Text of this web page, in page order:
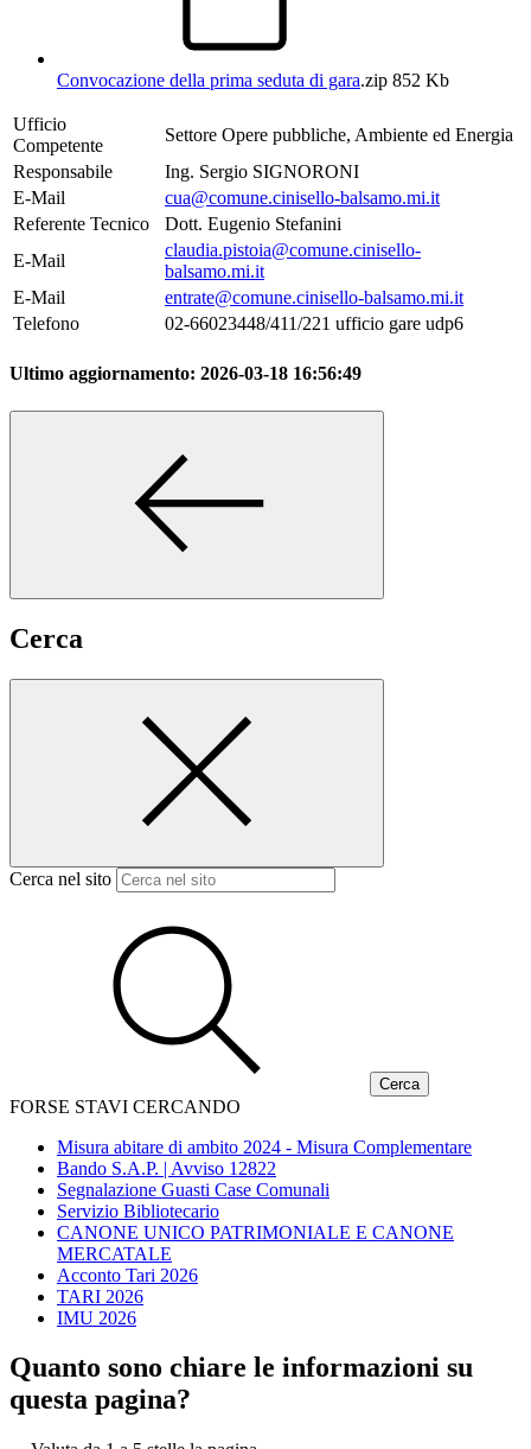
Convocazione della prima seduta di gara.zip 852 Kb
Ufficio
Competente
Settore Opere pubbliche, Ambiente ed Energia
Responsabile
Ing. Sergio SIGNORONI
E-Mail
cua@comune.cinisello-balsamo.mi.it
Referente Tecnico
Dott. Eugenio Stefanini
E-Mail
claudia.pistoia@comune.cinisello-
balsamo.mi.it
E-Mail
entrate@comune.cinisello-balsamo.mi.it
Telefono
02-66023448/411/221 ufficio gare udp6
Ultimo aggiornamento: 2026-03-18 16:56:49
Cerca
Cerca nel sito
FORSE STAVI CERCANDO
Misura abitare di ambito 2024 - Misura Complementare
Bando S.A.P. | Avviso 12822
Segnalazione Guasti Case Comunali
Servizio Bibliotecario
CANONE UNICO PATRIMONIALE E CANONE
MERCATALE
Acconto Tari 2026
TARI 2026
IMU 2026
Quanto sono chiare le informazioni su
questa pagina?